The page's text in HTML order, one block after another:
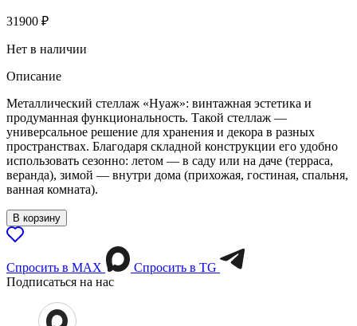
31900 ₽
Нет в наличии
Описание
Металлический стеллаж «Нуаж»: винтажная эстетика и
продуманная функциональность. Такой стеллаж —
универсальное решение для хранения и декора в разных
пространствах. Благодаря складной конструкции его удобно
использовать сезонно: летом — в саду или на даче (терраса,
веранда), зимой — внутри дома (прихожая, гостиная, спальня,
ванная комната).
В корзину
Спросить в МАХ
Спросить в TG
Подписаться на нас